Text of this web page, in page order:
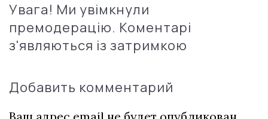
Увага! Ми увімкнули
премодерацію. Коментарі
з'являються із затримкою
Добавить комментарий